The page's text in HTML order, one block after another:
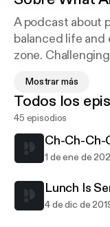
A podcast about
balanced life
zone.
start living your
waiting for?
Mostrar más
Todos los
45 episodios
Ch-Ch-Ch-
1 de ene de
Lunch Is
4 de dic de